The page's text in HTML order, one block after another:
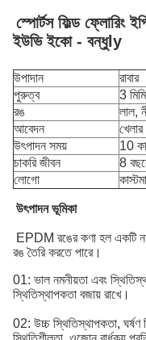
স্পোর্টস ফিল্ড ফ্লোরিং
ইউভি ইকো - বন্ধুly
উপাদান
রাবার
পুরুত্ব
3
রঙ
লাল,
আবেদন
উৎপাদন সময়
10
চাকরি জীবন
8
লোগো
উৎপাদন ভূমিকা
EPDM রঙের কণা হল একটি
রঙ তৈরি করতে পারে।
01: ভাল নমনীয়তা এবং
স্থিতিস্থাপকতা বজায় রাখে।
02: উচ্চ স্থিতিস্থাপকতা, ঘর্ষণ